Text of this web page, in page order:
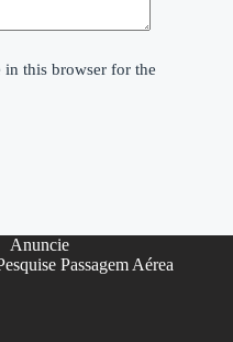
in this browser for the
Anuncie
Passagem Aérea